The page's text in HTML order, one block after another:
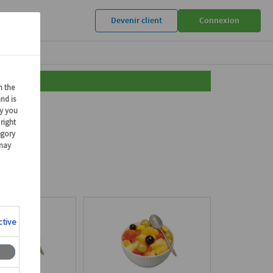
Devenir client Connexion